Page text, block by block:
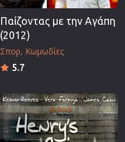
Παίζοντας με την Αγάπη
(2012)
Σπορ Κωμωδίες
5.7